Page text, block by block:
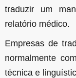
traduzir um
relatório médico.
Empresas de
normalmente
técnica e